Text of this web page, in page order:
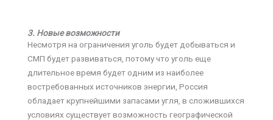
3. Новые возможности
Несмотря на ограничения уголь будет добываться и
СМП будет развиваться, потому что уголь еще
длительное время будет одним из наиболее
востребованных источников энергии, Россия
обладает крупнейшими запасами угля, в сложившихся
условиях существует возможность географической